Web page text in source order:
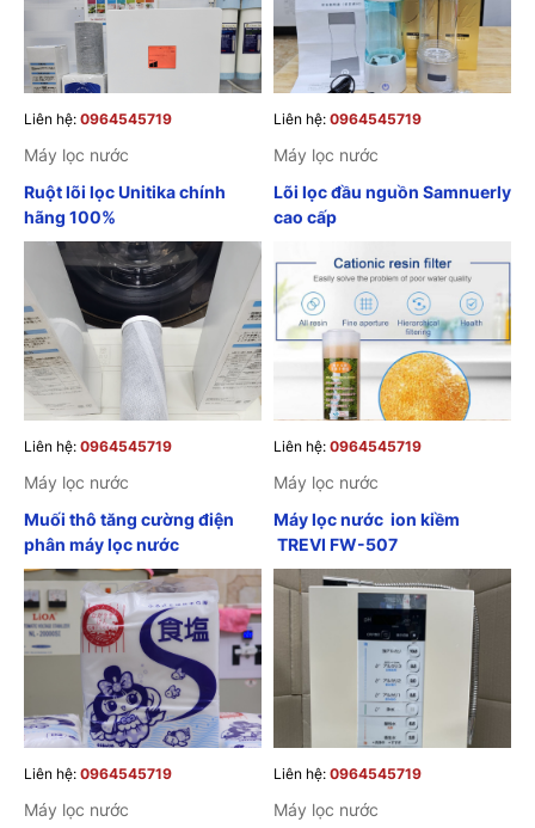
Liên hệ: 0964545719 Liên hệ: 0964545719
Máy lọc nước
Ruột lõi lọc Unitika chính
hãng 100%
Liên hệ: 0964545719
Máy lọc nước
Lõi lọc đầu nguồn Samnuerly
cao cấp
Liên hệ: 0964545719
Máy lọc nước
Muối thô tăng cường điện
phân máy lọc nước
Liên hệ: 0964545719
Máy lọc nước
Máy lọc nước ion kiềm
TREVI FW-507
Liên hệ: 0964545719
Máy lọc nước
Máy lọc nước